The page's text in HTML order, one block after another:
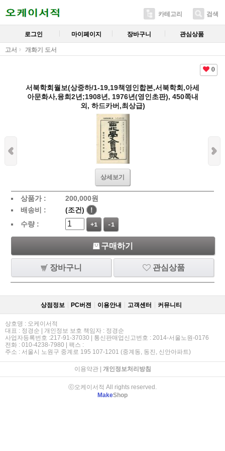
카테고리 검색
로그인 마이페이지 장바구니 관심상품
고서 개화기 도서
0
서북학회월보(상중하/1-19,19책영인합본,서북학회,아세
아문화사,융희2년;1908년, 1976년(영인초판), 450쪽내
외, 하드카버,최상급)
상세보기
상품가 : 200,000원
배송비 :
(조건)
!
수량 :
+1 -1
구매하기
장바구니 관심상품
상점정보 PC버젼 이용안내 고객센터 커뮤니티
상호명 : 오케이서적
대표 : 정경순 | 개인정보 보호 책임자 : 정경순
사업자등록번호 :217-91-37030 | 통신판매업신고번호 : 2014-서울노원-0176
전화 : 010-4238-7980 | 팩스 :
주소 : 서울시 노원구 중계로 195 107-1201 (중계동, 동진, 신안아파트)
이용약관| 개인정보처리방침
ⓒ오케이서적 All rights reserved.
MakeShop